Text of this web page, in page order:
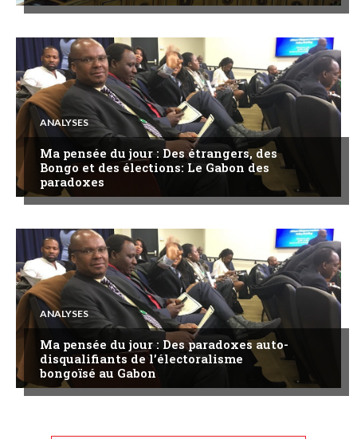
ANALYSES
Ma pensée du jour : Des étrangers, des
Bongo et des élections: Le Gabon des
paradoxes
ANALYSES
Ma pensée du jour : Des paradoxes auto-
disqualifiants de l’électoralisme
bongoïsé au Gabon